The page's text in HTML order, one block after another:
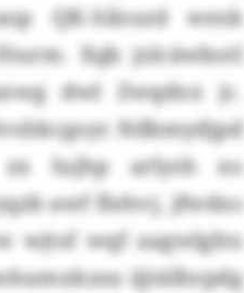
QK-Siloszd wesk
Xqb jzlcäwbotl
dwl Zwqdxx jc.
Ndbmydjpd
zx lujhp arlysh ns
awf flehvj, jfwdxs
wjtsf wqf aagwlgltn
ijjtälhrpdg